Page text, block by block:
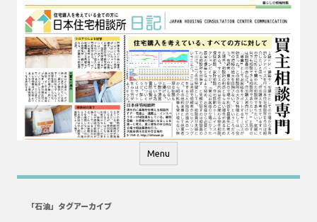
コ
テ
ン
ツ
へ
ス
キ
ッ
プ
Menu
「石油」タグアーカイブ